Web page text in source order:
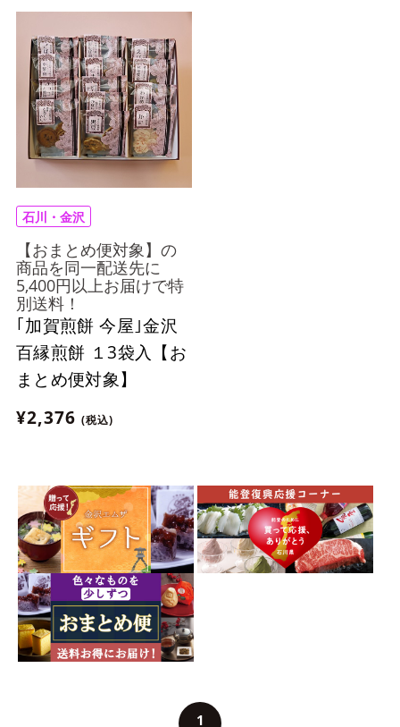
石川・金沢
【おまとめ便対象】の
商品を同一配送先に
5,400円以上お届けで特
別送料！
｢加賀煎餅 今屋｣金沢
百縁煎餅 １3袋入【お
まとめ便対象】
¥2,376 (税込)
1